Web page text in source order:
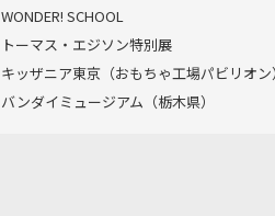
WONDER! SCHOOL
トーマス・エジソン特別展
キッザニア東京（おもちゃ工場パビリオ
バンダイミュージアム（栃木県）